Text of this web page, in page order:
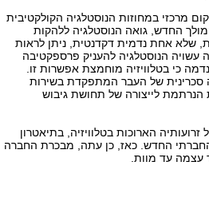
מרכזי במחוזות הנוסטלגיה הקולקטיבית
החדש, גואה הנוסטלגיה ללהקות
שלא אחת נדמית דקדנטית, ניתן לראות
הנוסטלגיה להעניק פרספקטיבה
כי בטלוויזיה מוחמצת אפשרות זו.
סכרינית של העבר המתפקדת בשירות
הנרתמת לייצורה של תחושת גיבוש
הארוכות בטלוויזיה, בתיאטרון
החברתי החדש. כאז, כן עתה, מבכרת החברה
עצמה עד מוות.